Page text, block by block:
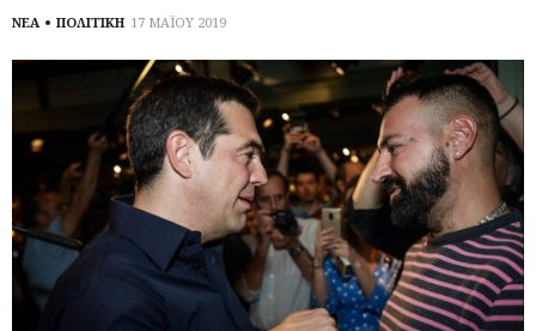
ΝΕΑ ΠΟΛΙΤΙΚΗ 17 ΜΑΪΟΥ 2019